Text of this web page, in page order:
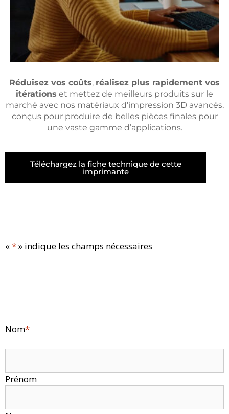
Réduisez vos coûts, réalisez plus rapidement vos
itérations et mettez de meilleurs produits sur le
marché avec nos matériaux d’impression 3D avancés,
conçus pour produire de belles pièces finales pour
une vaste gamme d’applications.
Téléchargez la fiche technique de cette
imprimante
«*» indique les champs nécessaires
Nom*
Prénom